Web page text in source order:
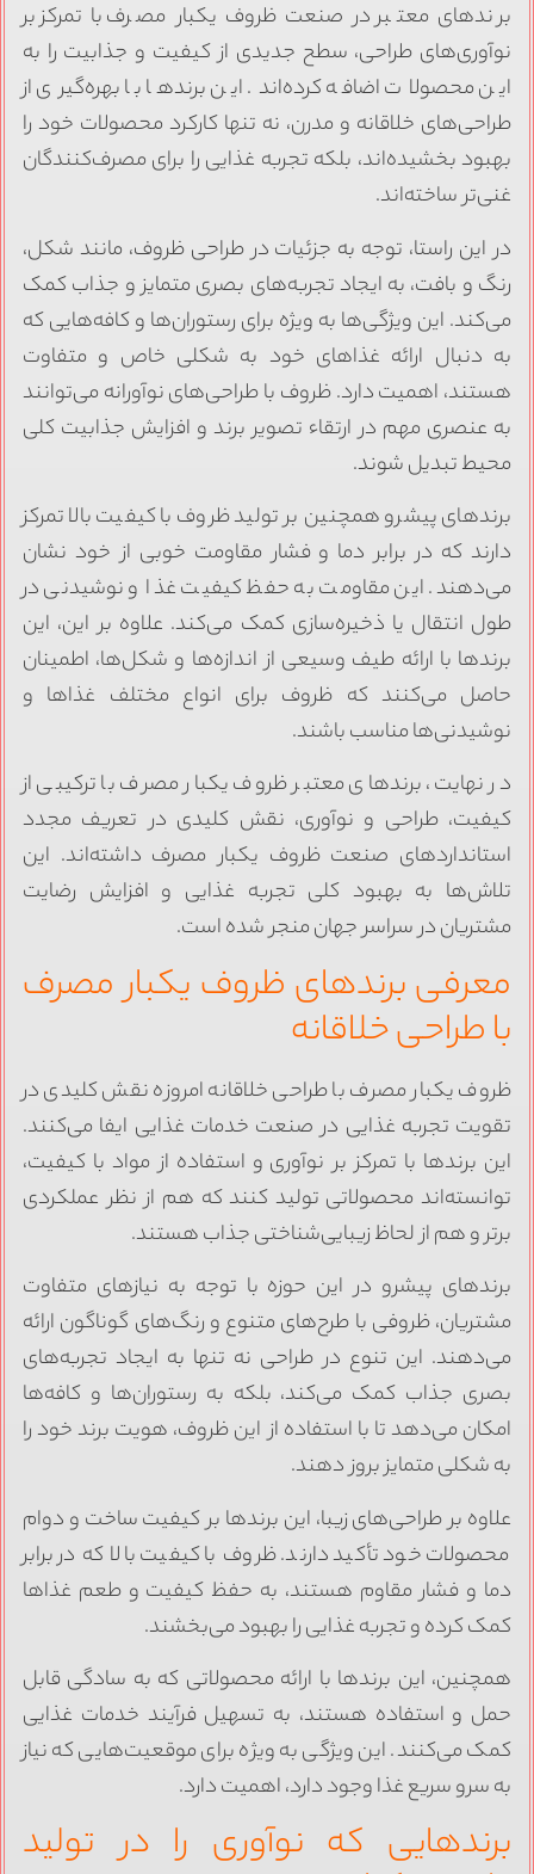
معتبر در صنعت ظروف یکبار مصرف با تمرکز بر
طراحی، سطح جدیدی از کیفیت و جذابیت را به
محصولات اضافه کرده‌اند. این برندها با بهره‌گیری از
خلاقانه و مدرن، نه تنها کارکرد محصولات خود را
بخشیده‌اند، بلکه تجربه غذایی را برای مصرف‌کنندگان
ساخته‌اند.
این راستا، توجه به جزئیات در طراحی ظروف، مانند شکل،
و بافت، به ایجاد تجربه‌های بصری متمایز و جذاب کمک
این ویژگی‌ها به ویژه برای رستوران‌ها و کافه‌هایی که
دنبال ارائه غذاهای خود به شکلی خاص و متفاوت
اهمیت دارد. ظروف با طراحی‌های نوآورانه می‌توانند
عنصری مهم در ارتقاء تصویر برند و افزایش جذابیت کلی
تبدیل شوند.
پیشرو همچنین بر تولید ظروف با کیفیت بالا تمرکز
که در برابر دما و فشار مقاومت خوبی از خود نشان
این مقاومت به حفظ کیفیت غذا و نوشیدنی در
انتقال یا ذخیره‌سازی کمک می‌کند. علاوه بر این، این
با ارائه طیف وسیعی از اندازه‌ها و شکل‌ها، اطمینان
می‌کنند که ظروف برای انواع مختلف غذاها و
مناسب باشند.
نهایت، برندهای معتبر ظروف یکبار مصرف با ترکیبی از
طراحی و نوآوری، نقش کلیدی در تعریف مجدد
صنعت ظروف یکبار مصرف داشته‌اند. این
به بهبود کلی تجربه غذایی و افزایش رضایت
در سراسر جهان منجر شده است.
برندهای ظروف یکبار مصرف
طراحی خلاقانه
یکبار مصرف با طراحی خلاقانه امروزه نقش کلیدی در
تجربه غذایی در صنعت خدمات غذایی ایفا می‌کنند.
برندها با تمرکز بر نوآوری و استفاده از مواد با کیفیت،
محصولاتی تولید کنند که هم از نظر عملکردی
و هم از لحاظ زیبایی‌شناختی جذاب هستند.
پیشرو در این حوزه با توجه به نیازهای متفاوت
ظروفی با طرح‌های متنوع و رنگ‌های گوناگون ارائه
این تنوع در طراحی نه تنها به ایجاد تجربه‌های
جذاب کمک می‌کند، بلکه به رستوران‌ها و کافه‌ها
می‌دهد تا با استفاده از این ظروف، هویت برند خود را
شکلی متمایز بروز دهند.
بر طراحی‌های زیبا، این برندها بر کیفیت ساخت و دوام
محصولات خود تأکید دارند. ظروف با کیفیت بالا که در برابر
و فشار مقاوم هستند، به حفظ کیفیت و طعم غذاها
کرده و تجربه غذایی را بهبود می‌بخشند.
این برندها با ارائه محصولاتی که به سادگی قابل
و استفاده هستند، به تسهیل فرآیند خدمات غذایی
می‌کنند. این ویژگی به ویژه برای موقعیت‌هایی که نیاز
سرو سریع غذا وجود دارد، اهمیت دارد.
که نوآوری را در تولید